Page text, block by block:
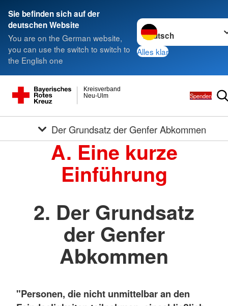
Sie befinden sich auf der
deutschen Website
You are on the German website,
you can use the switch to switch to
the English one
Sprache wechseln zu
Alles klar
Neu-Ulm
Kreisverband
Spenden
Der Grundsatz der Genfer Abkommen
A. Eine kurze
Einführung
2. Der Grundsatz
der Genfer
Abkommen
"Personen, die nicht unmittelbar an den